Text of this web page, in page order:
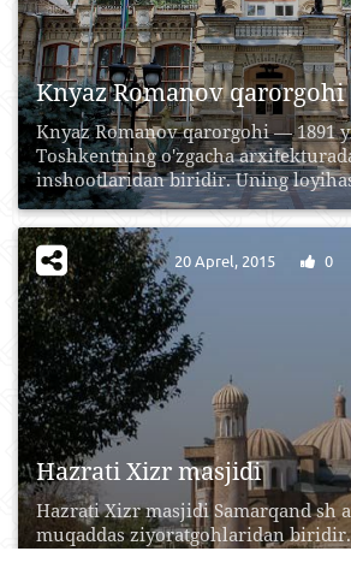
Knyaz Romanov qarorgohi
Knyaz Romanov qarorgohi — 1891
Toshkentning o'zgacha
inshootlaridan biridir. Uning
Hazrati Хizr masjidi
Hazrati Xizr masjidi Samarqand sh
muqaddas ziyoratgohlaridan
20 Aprel, 2015 0